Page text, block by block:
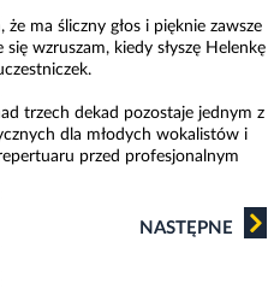
ma śliczny głos i pięknie zawsze
wzruszam, kiedy słyszę Helenkę
trzech dekad pozostaje jednym z
dla młodych wokalistów i
przed profesjonalnym
NASTĘPNE